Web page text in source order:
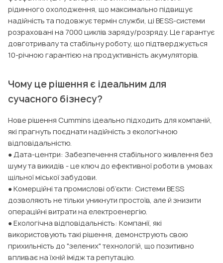
рідинного охолодження, що максимально підвищує
надійність та подовжує термін служби, ці BESS-системи
розраховані на 7000 циклів заряду/розряду. Це гарантує
довготривалу та стабільну роботу, що підтверджується
10-річною гарантією на продуктивність акумуляторів.
Чому це рішення є ідеальним для
сучасного бізнесу?
Нове рішення Cummins ідеально підходить для компаній,
які прагнуть поєднати надійність з екологічною
відповідальністю.
● Дата-центри: Забезпечення стабільного живлення без
шуму та викидів - це ключ до ефективної роботи в умовах
щільної міської забудови.
● Комерційні та промислові об’єкти: Системи BESS
дозволяють не тільки уникнути простоїв, але й знизити
операційні витрати на електроенергію.
● Екологічна відповідальність: Компанії, які
використовують такі рішення, демонструють свою
прихильність до "зелених" технологій, що позитивно
впливає на їхній імідж та репутацію.